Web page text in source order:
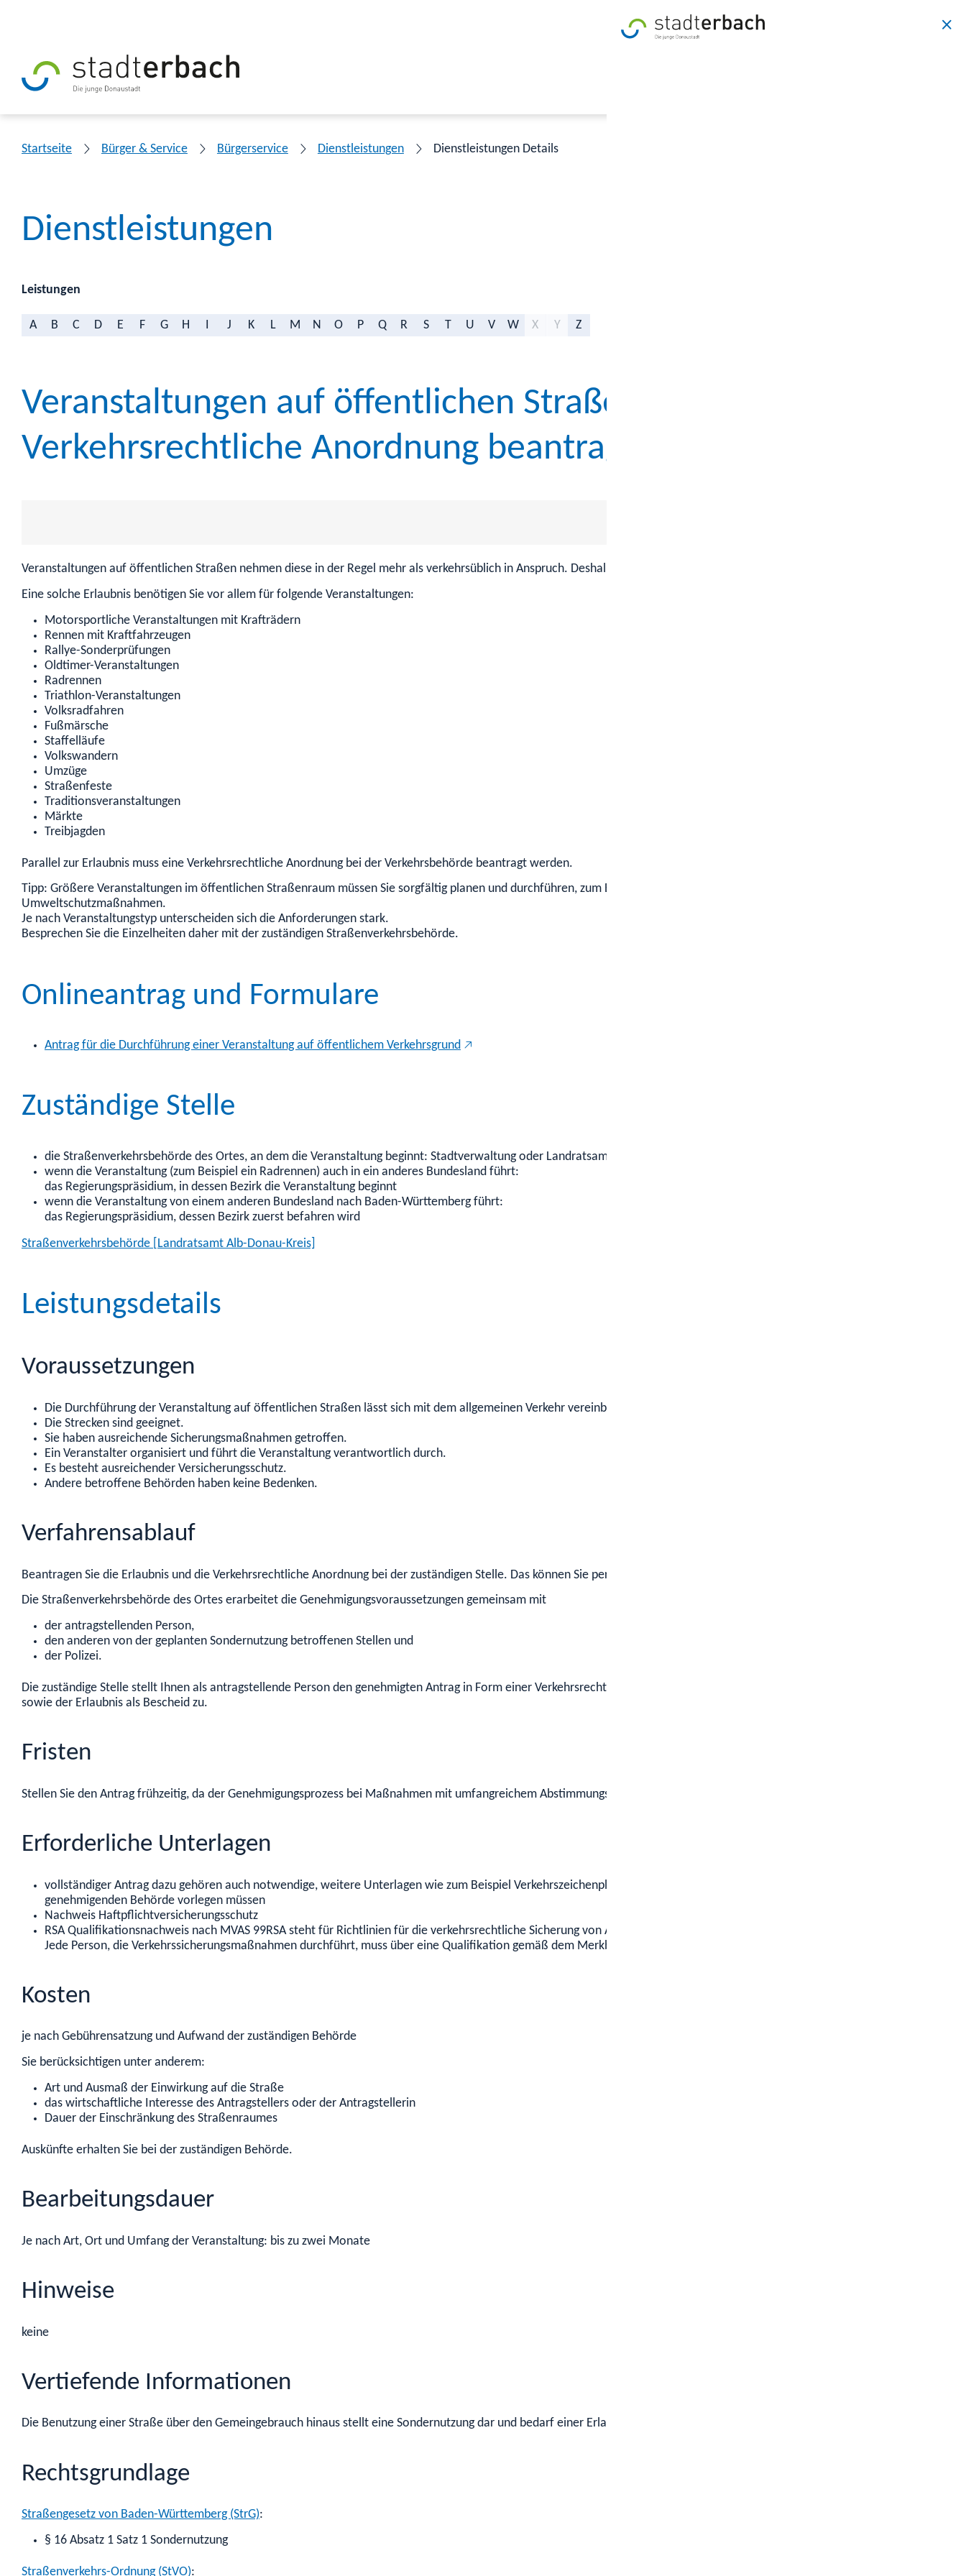
Startseite Bürger & Service Bürgerservice Dienstleistungen Dienstleistungen Details
Dienstleistungen
Leistungen
A B C D E F G H J K L M N O P Q R S T U V W X Y Z
Veranstaltungen auf öffentlichen Straßen - Erlaubnis und
Verkehrsrechtliche Anordnung beantragen
Veranstaltungen auf öffentlichen Straßen nehmen diese in der Regel mehr als verkehrsüblich in Anspruch. Deshalb benötigen Sie zur Durchführung eine Erlaubnis.
Eine solche Erlaubnis benötigen Sie vor allem für folgende Veranstaltungen:
Motorsportliche Veranstaltungen mit Krafträdern
Rennen mit Kraftfahrzeugen
Rallye-Sonderprüfungen
Oldtimer-Veranstaltungen
Radrennen
Triathlon-Veranstaltungen
Volksradfahren
Fußmärsche
Staffelläufe
Volkswandern
Umzüge
Straßenfeste
Traditionsveranstaltungen
Märkte
Treibjagden
Parallel zur Erlaubnis muss eine Verkehrsrechtliche Anordnung bei der Verkehrsbehörde beantragt werden.
Tipp: Größere Veranstaltungen im öffentlichen Straßenraum müssen Sie sorgfältig planen und durchführen, zum Beispiel im Hinblick auf Sicherheits- oder
Umweltschutzmaßnahmen.
Je nach Veransta tungstyp unterscheiden sich die Anforderungen stark.
Besprechen Sie die Einzelheiten daher mit der zuständigen Straßenverkehrsbehörde.
Onlineantrag und Formulare
Antrag für die Durchführung einer Veranstaltung auf öffentlichem Verkehrsgrund
Zuständige Stelle
die Straßenverkehrsbehörde des Ortes, an dem die Veranstaltung beginnt: Stadtverwaltung oder Landratsamt
wenn die Veranstaltung (zum Beispiel ein Radrennen) auch in ein anderes Bundesland führt:
das Regierungspräsidium, in dessen Bezirk die Veranstaltung beginnt
wenn die Veranstaltung von einem anderen Bundesland nach Baden-Württemberg führt:
das Regierungspräsidium, dessen Bezirk zuerst befahren wird
Straßenverkehrsbehörde [Landratsamt Alb-Donau-Kreis]
Leistungsdetails
Voraussetzungen
Die Durchführung der Veranstaltung auf öffentlichen Straßen lässt sich mit dem allgemeinen Verkehr vereinbaren.
Die Strecken sind geeignet.
Sie haben ausreichende Sicherungsmaßnahmen getroffen.
Ein Veranstalter organisiert und führt die Veranstaltung verantwortlich durch.
Es besteht ausreichender Versicherungsschutz.
Andere betroffene Behörden haben keine Bedenken.
Verfahrensablauf
Beantragen Sie die Erlaubnis und die Verkehrsrechtliche Anordnung bei der zuständigen Stelle. Das können Sie persönlich, schriftlich oder digital tun.
Die Straßenverkehrsbehörde des Ortes erarbeitet die Genehmigungsvoraussetzungen gemeinsam mit
der antragstellenden Person,
den anderen von der geplanten Sondernutzung betroffenen Stellen und
der Polizei.
Die zuständige Stelle stellt Ihnen als antragstellende Person den genehmigten Antrag in Form einer Verkehrsrechtlichen Anordnung, gegebenenfalls mit Auflagen und Bedingungen
sowie der Erlaubnis als Bescheid zu.
Fristen
Stellen Sie den Antrag frühzeitig, da der Genehmigungsprozess bei Maßnahmen mit umfangreichem Abstimmungsaufwand bis zu 2 Monate dauern kann.
Erforderliche Unterlagen
vollständiger Antrag dazu gehören auch notwendige, weitere Unterlagen wie zum Beispiel Verkehrszeichenplan, Lageplan, Fotos oder Skizzen, die Sie auf Verlangen der
genehmigenden Behörde vorlegen müssen
Nachweis Haftpflichtversicherungsschutz
RSA Qualifikationsnachweis nach MVAS 99RSA steht für Richtlinien für die verkehrsrechtliche Sicherung von Arbeitstellen an Straßen.
Jede Person, die Verkehrssicherungsmaßnahmen durchführt, muss über eine Qualifikation gemäß dem Merkblatt MVAS 99 verfügen.
Kosten
je nach Gebührensatzung und Aufwand der zuständigen Behörde
Sie berücksichtigen unter anderem:
Art und Ausmaß der Einwirkung auf die Straße
das wirtschaftliche Interesse des Antragstellers oder der Antragstellerin
Dauer der Einschränkung des Straßenraumes
Auskünfte erhalten Sie bei der zuständigen Behörde.
Bearbeitungsdauer
Je nach Art, Ort und Umfang der Veranstaltung: bis zu zwei Monate
Hinweise
keine
Vertiefende Informationen
Die Benutzung einer Straße über den Gemeingebrauch hinaus stellt eine Sondernutzung dar und bedarf einer Erlaubnis.
Rechtsgrundlage
Straßengesetz von Baden-Württemberg (StrG):
§ 16 Absatz 1 Satz 1 Sondernutzung
Straßenverkehrs-Ordnung (StVO):